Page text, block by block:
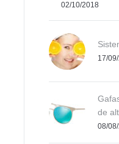
02/10/2018
17/
de
08/